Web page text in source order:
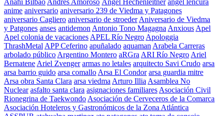
Anahí Bilbao Andres Amoroso Ángel Hechenleitner angel lencura
anime aniversario aniversario 239 de Viedma y Patagones
aniversario Cagliero aniversario de stroeder Aniversario de Viedma
y Patgones anses antidemon Antonio Tono Magagna Anxious Apel
Apel colonia de vacaciones APEL Río Negro Apologgia
ThrashMetal APP Ceferino apuñalado aquaman Arabela Carreras
arbolado público Argentino Montero aRGra ARI Río Negro Ariel
Bernatene Ariel Zvenger armas no letales arquitecto Savi Crudo arsa
arsa barrio guido arsa comallo Arsa El Condor arsa guardia mitre
Arsa obra Santa Clara arsa viedma Arturo Illia Asamblea No
Nuclear asfalto santa clara asignaciones familiares Asociación Civil
Rionegrina de Taekwondo Asociación de Cerveceros de la Comarca
Asociación Hoteleros y Gastronómicos de la Zona Atlántica